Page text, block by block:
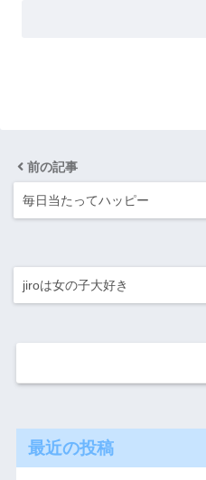
前の記事
毎日当たってハッピー
jiroは女の子大好き
最近の投稿